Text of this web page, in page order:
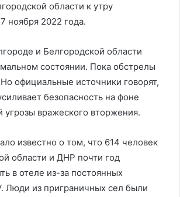
области к утру
ноября 2022 года.
и Белгородской области
состоянии. Пока обстрелы
официальные источники говорят,
безопасность на фоне
угрозы вражеского вторжения.
известно о том, что 614 человек
области и ДНР почти год
в отеле из-за постоянных
Люди из приграничных сел были